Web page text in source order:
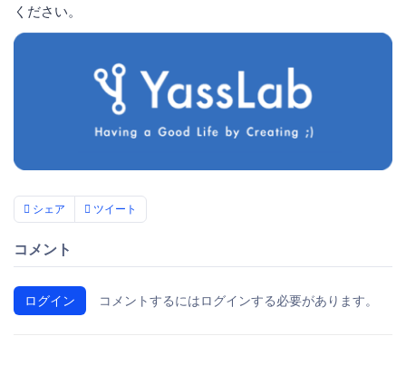
ください。
シェア ツイート
コメント
ログイン コメントするにはログインする必要があります。